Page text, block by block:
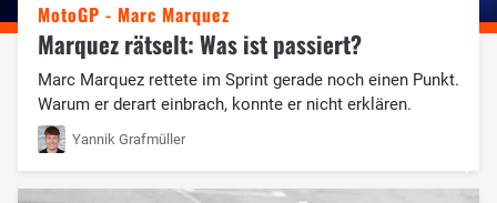
MotoGP - Marc Marquez
Marquez rätselt: Was ist passiert?
Marc Marquez rettete im Sprint gerade noch einen Punkt.
Warum er derart einbrach, konnte er nicht erklären.
Yannik Grafmüller